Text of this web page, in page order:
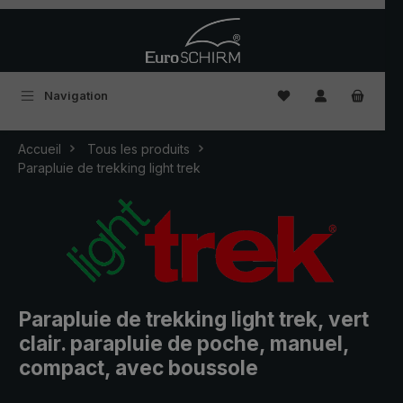
Navigation Vous avez 0
Accueil
Tous les produits
Parapluie de trekking light trek
Parapluie de trekking light trek, vert
clair. parapluie de poche, manuel,
compact, avec boussole